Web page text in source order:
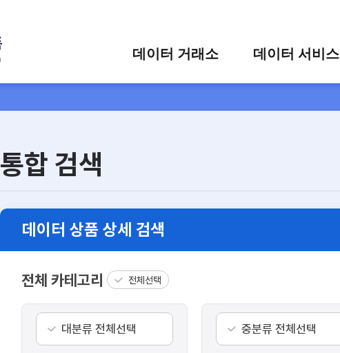
데이터 거래소
타 플랫폼 상품 검색
데이터 서비스
통합 검색
데이터 상품 상세 검색
전체 카테고리 전체선택
대분류 전체선택 중분류 전체선택